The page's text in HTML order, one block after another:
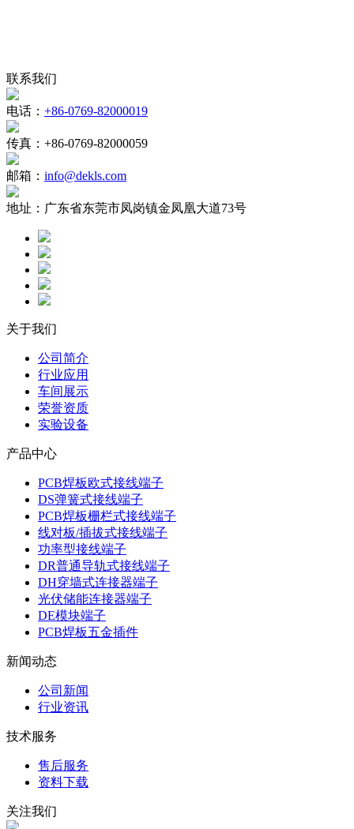
联系我们
电话： +86-0769-82000019
传真： +86-0769-82000059
邮箱： info@dekls.com
地址： 广东省东莞市凤岗镇金凤凰大道73号
关于我们
公司简介
行业应用
车间展示
荣誉资质
实验设备
产品中心
PCB焊板欧式接线端子
DS弹簧式接线端子
PCB焊板栅栏式接线端子
线对板/插拔式接线端子
功率型接线端子
DR普通导轨式接线端子
DH穿墙式连接器端子
光伏储能连接器端子
DE模块端子
PCB焊板五金插件
新闻动态
公司新闻
行业资讯
技术服务
售后服务
资料下载
关注我们